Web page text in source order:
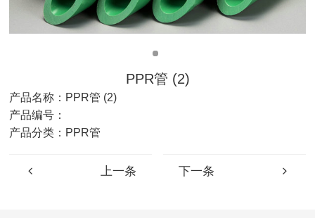
PPR管 (2)
产品名称： PPR管 (2)
产品编号：
产品分类：PPR管
上一条 下一条